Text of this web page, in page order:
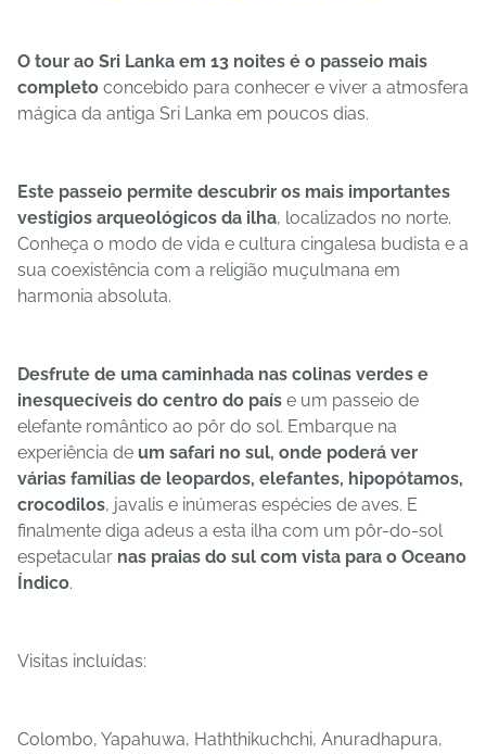
O tour ao Sri Lanka em 13 noites é o passeio mais
completo concebido para conhecer e viver a atmosfera
mágica da antiga Sri Lanka em poucos dias.
Este passeio permite descubrir os mais importantes
vestígios arqueológicos da ilha, localizados no norte.
Conheça o modo de vida e cultura cingalesa budista e a
sua coexistência com a religião muçulmana em
harmonia absoluta.
Desfrute de uma caminhada nas colinas verdes e
inesquecíveis do centro do país e um passeio de
elefante romântico ao pôr do sol. Embarque na
experiência de um safari no sul, onde poderá ver
várias famílias de leopardos, elefantes, hipopótamos,
crocodilos, javalis e inúmeras espécies de aves. E
finalmente diga adeus a esta ilha com um pôr-do-sol
espetacular nas praias do sul com vista para o Oceano
Índico.
Visitas incluídas:
Colombo, Yapahuwa, Haththikuchchi, Anuradhapura,